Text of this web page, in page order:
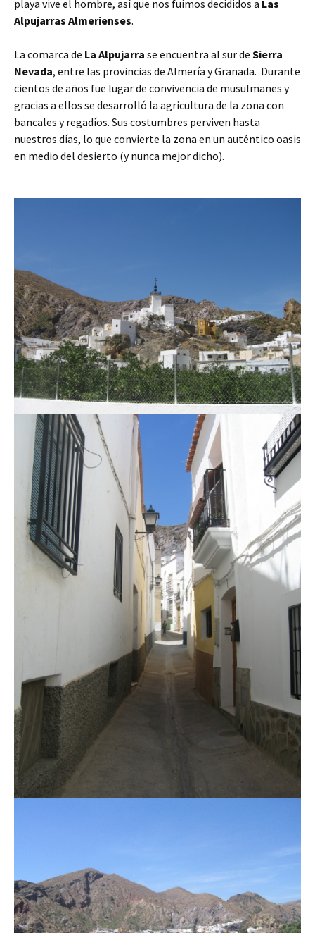
playa vive el hombre, así que nos fuimos decididos a Las
Alpujarras Almerienses.
La comarca de La Alpujarra se encuentra al sur de Sierra
Nevada, entre las provincias de Almería y Granada. Durante
cientos de años fue lugar de convivencia de musulmanes y
gracias a ellos se desarrolló la agricultura de la zona con
bancales y regadíos. Sus costumbres perviven hasta
nuestros días, lo que convierte la zona en un auténtico oasis
en medio del desierto (y nunca mejor dicho).